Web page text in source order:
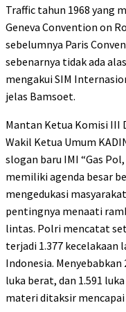
Traffic tahun 1968 yang
Geneva Convention on
sebelumnya Paris
sebenarnya tidak ada
mengakui SIM
jelas Bamsoet.
Mantan Ketua Komisi III
Wakil Ketua Umum
slogan baru IMI “Gas
memiliki agenda besar
mengedukasi
pentingnya menaati
lintas. Polri mencatat
terjadi 1.377 kecelakaan
Indonesia.
luka berat, dan 1.591
materi ditaksir mencapai